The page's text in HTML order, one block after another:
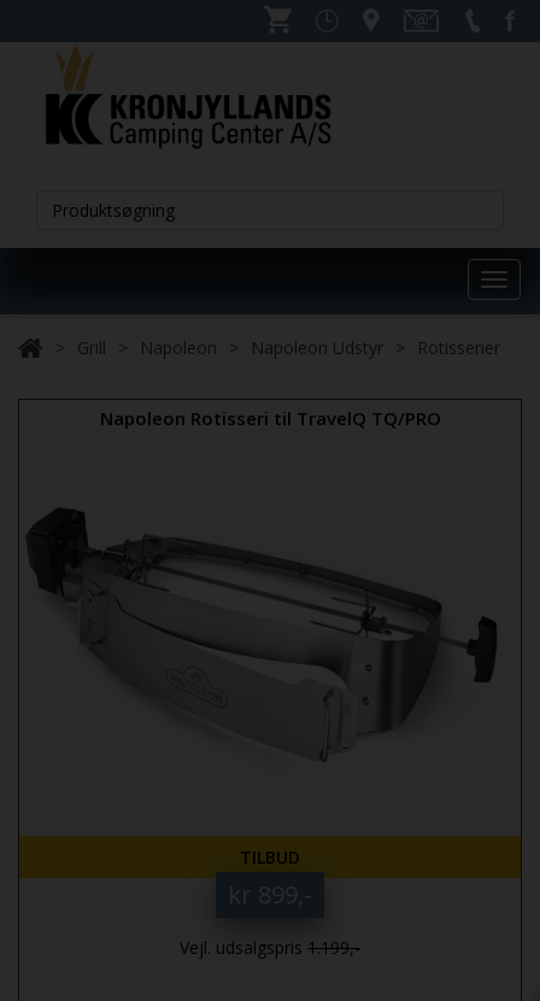
Grill Napoleon Napoleon Udstyr Rotisserier
Napoleon Rotisseri til TravelQ TQ/PRO
TILBUD
kr 899,-
Vejl. udsalgspris 1.199,-